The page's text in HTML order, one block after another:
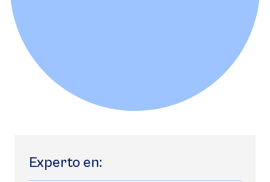
Experto en: